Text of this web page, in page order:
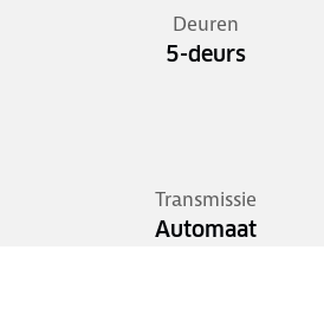
Deuren
5-deurs
Transmissie
Automaat